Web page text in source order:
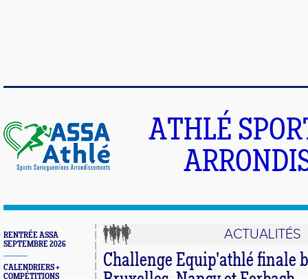
ATHLÉ
RENTRÉE ASSA
SEPTEMBRE 2026
CALENDRIERS +
COMPÉTITIONS
ACTUALITÉS
Challenge Equip'athlé finale